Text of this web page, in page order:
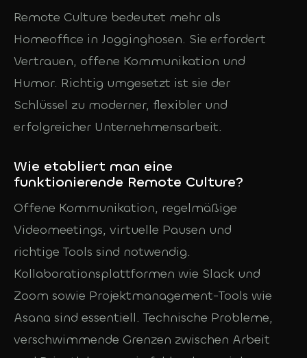
Remote Culture bedeutet mehr als
Homeoffice in Jogginghosen. Sie erfordert
Vertrauen, offene Kommunikation und
Humor. Richtig umgesetzt ist sie der
Schlüssel zu moderner, flexibler und
erfolgreicher Unternehmensarbeit.
Wie etabliert man eine
funktionierende Remote Culture?
Offene Kommunikation, regelmäßige
Videomeetings, virtuelle Pausen und
richtige Tools sind notwendig.
Kollaborationsplattformen wie Slack und
Zoom sowie Projektmanagement-Tools wie
Asana sind essentiell. Technische Probleme,
verschwimmende Grenzen zwischen Arbeit